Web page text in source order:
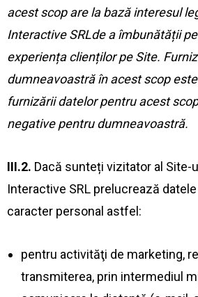
acest scop are la bază interesul
Interactive SRLde a îmbunătății
experiența clienților pe Site.
dumneavoastră în acest scop
furnizării datelor pentru acest
negative pentru dumneavoastră.
III.2. Dacă sunteți vizitator al Site-
Interactive SRL prelucrează
caracter personal astfel:
pentru activităţi de marketing,
transmiterea, prin intermediul